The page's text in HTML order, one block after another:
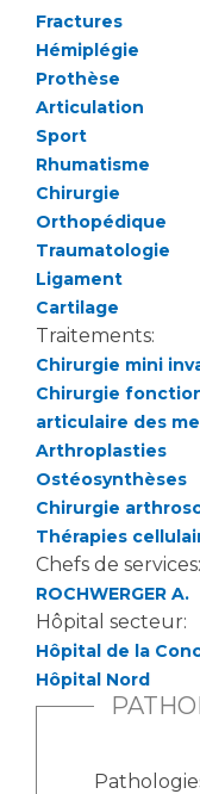
Qualité
Nos indicateurs
Protection
Sécurité
Les
Lieu de santé
Documents utiles
Fractures
Hémiplégie
Prothèse
Articulation
Sport
Rhumatisme
Chirurgie
Orthopédique
Traumatologie
Ligament
Cartilage
Traitements:
Chirurgie mini
Chirurgie
articulaire des
Arthroplasties
Ostéosynthèses
Chirurgie
Thérapies
Chefs de services:
ROCHWERGER A.
Hôpital secteur:
Hôpital de la
Hôpital Nord